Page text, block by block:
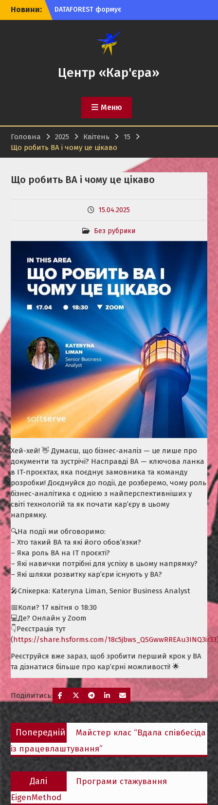
Перейти
Новини:
в ІТ
Python Developer
(Payments) у Precoro:
можливість для студентів
миловар» запрошує
студентів і випускників
Центр «Кар'єра»
Меню
Головна 2025 Квітень
15
Що робить BA і чому це цікаво
Що робить BA і чому це цікаво
15.04.2025
Без рубрики
Хей-хей! 👋 Думаєш, що бізнес-аналіз — це лише про
документи та зустрічі? Насправді BA — ключова ланка
в IT-проєктах, яка поєднує замовника та команду
розробки! Доєднуйся до події, де розберемо, чому роль
бізнес-аналітика є однією з найперспективніших у
світі технологій та як почати кар’єру в цьому
напрямку.
🔍На події ми обговоримо:
– Хто такий ВА та які його обов’язки?
– Яка роль BA на IT проєкті?
– Які навички потрібні для успіху в цьому напрямку?
– Які шляхи розвитку кар’єри існують у BA?
🎤Спікерка: Kateryna Liman, Senior Business Analyst
📅Коли? 17 квітня о 18:30
💻Де? Онлайн у Zoom
👇Реєстрація тут
(https://share.hsforms.com/18c5jbws_QSGwwRREAu3INQ3ir33
Реєструйся вже зараз, щоб зробити перший крок у BA
та дізнатися більше про кар’єрні можливості! 🌟
Поділитись:
Навігація
записів
Попередній
Попередній
запис:
Майстер клас “Вдала співбесіда
із працевлаштування”
Далі
запис:
Програми стажування
EigenMethod